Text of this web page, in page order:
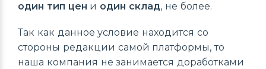
один тип цен и один склад, не более.
Так как данное условие находится со
стороны редакции самой платформы, то
наша компания не занимается доработками